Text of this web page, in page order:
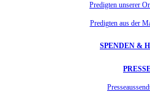
Predigten unserer
Predigten aus der
SPENDEN &